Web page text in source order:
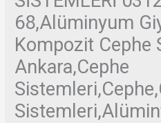
68,Alüminyum
Kompozit Cephe
Ankara,Cephe